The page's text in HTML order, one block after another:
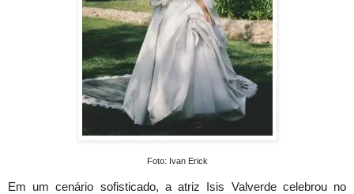
Foto: Ivan Erick
Em um cenário sofisticado, a atriz Isis Valverde celebrou no